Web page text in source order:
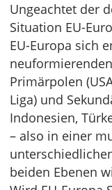
Ungeachtet der
Situation EU-
EU-Europa sich
Primärpolen
Liga) und
Indonesien,
– also in einer
beiden Ebenen